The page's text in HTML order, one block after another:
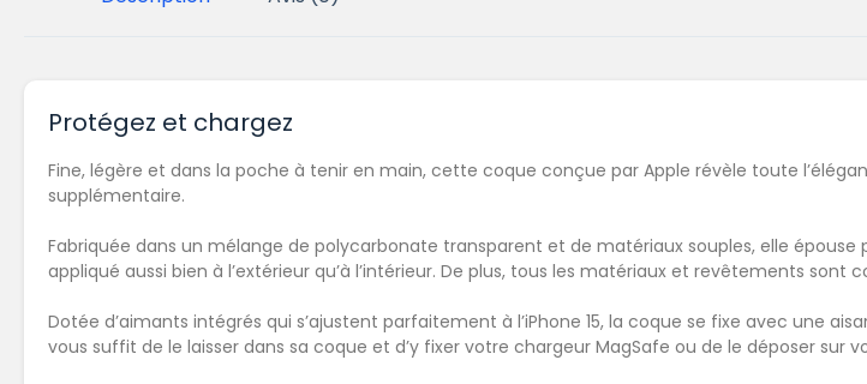
Protégez et chargez
Fine, légère et dans la poche à tenir en main, cette coque conçue par Apple révèle toute
supplémentaire.
Fabriquée dans un mélange de polycarbonate transparent et de matériaux souples, elle
appliqué aussi bien à l’extérieur qu’à l’intérieur. De plus, tous les matériaux et revêtements sont
Dotée d’aimants intégrés qui s’ajustent parfaitement à l’iPhone 15, la coque se fixe avec une
vous suffit de le laisser dans sa coque et d’y fixer votre chargeur MagSafe ou de le déposer sur